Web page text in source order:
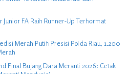
Junior FA Raih Runner-Up Terhormat
Merah Putih Presisi Polda Riau, 1.200
Final Bujang Dara Meranti 2026: Cetak